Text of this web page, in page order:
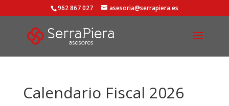
962 867 027 asesoria@serrapiera.es
Calendario Fiscal 2026